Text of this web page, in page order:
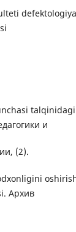
defektologiya
и
(2).
Архив